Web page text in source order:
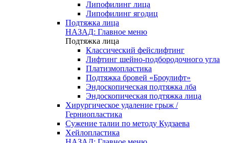
Липофилинг лица
Липофилинг ягодиц
Подтяжка лица
НАЗАД: Главное меню
Подтяжка лица
Классический фейслифтинг
Лифтинг шейно-подбородочного угла
Платизмопластика
Подтяжка бровей «Броулифт»
Эндоскопическая подтяжка лба
Эндоскопическая подтяжка лица
Хирургическое удаление грыж /
Герниопластика
Сужение талии по методу Кудзаева
Хейлопластика